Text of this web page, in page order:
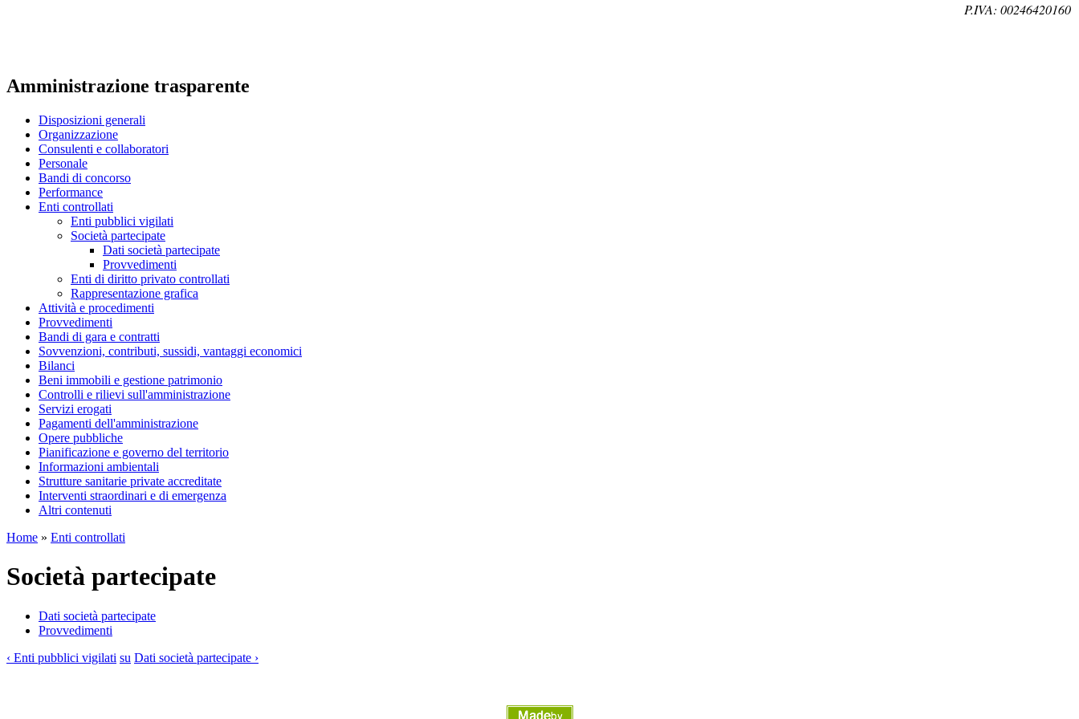
P.IVA: 00246420160
Amministrazione trasparente
Disposizioni generali
Organizzazione
Consulenti e collaboratori
Personale
Bandi di concorso
Performance
Enti controllati
Enti pubblici vigilati
Società partecipate
Dati società partecipate
Provvedimenti
Enti di diritto privato controllati
Rappresentazione grafica
Attività e procedimenti
Provvedimenti
Bandi di gara e contratti
Sovvenzioni, contributi, sussidi, vantaggi economici
Bilanci
Beni immobili e gestione patrimonio
Controlli e rilievi sull'amministrazione
Servizi erogati
Pagamenti dell'amministrazione
Opere pubbliche
Pianificazione e governo del territorio
Informazioni ambientali
Strutture sanitarie private accreditate
Interventi straordinari e di emergenza
Altri contenuti
Home » Enti controllati
Società partecipate
Dati società partecipate
Provvedimenti
‹ Enti pubblici vigilati su Dati società partecipate ›